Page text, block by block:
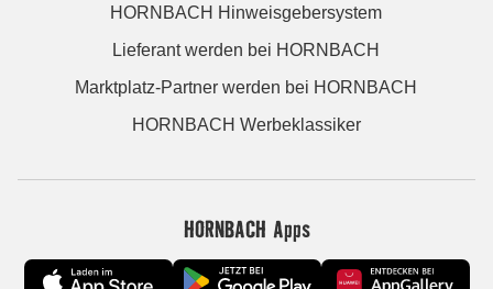
HORNBACH Hinweisgebersystem
Lieferant werden bei HORNBACH
Marktplatz-Partner werden bei HORNBACH
HORNBACH Werbeklassiker
HORNBACH Apps